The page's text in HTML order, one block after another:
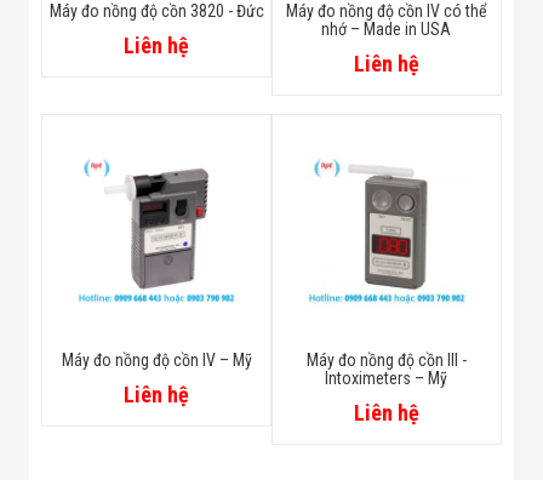
Máy đo nồng độ cồn 3820 - Đức
Liên hệ
Máy đo nồng độ cồn IV có thể
nhớ – Made in USA
Liên hệ
Máy đo nồng độ cồn IV – Mỹ
Liên hệ
Máy đo nồng độ cồn III -
Intoximeters – Mỹ
Liên hệ